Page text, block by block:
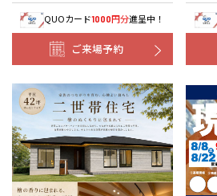
QUOカード1000円分進呈中！
ご来場予約